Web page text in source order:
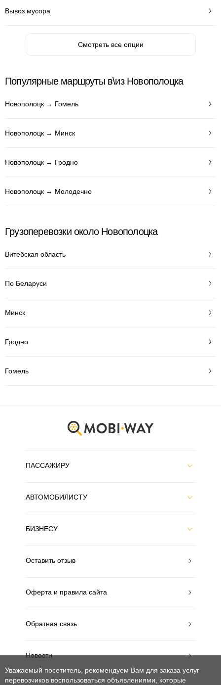
Вывоз мусора
Смотреть все опции
Популярные маршруты в\из Новополоцка
Новополоцк → Гомель
Новополоцк → Минск
Новополоцк → Гродно
Новополоцк → Молодечно
Грузоперевозки около Новополоцка
Витебская область
По Беларуси
Минск
Гродно
Гомель
ПАССАЖИРУ
АВТОМОБИЛИСТУ
БИЗНЕСУ
Оставить отзыв
Оферта и правила сайта
Обратная связь
Новости
Уважаемый посетитель, рекомендуем Вам для заказа услуг
перевозчиков воспользоваться объявлениями, которые